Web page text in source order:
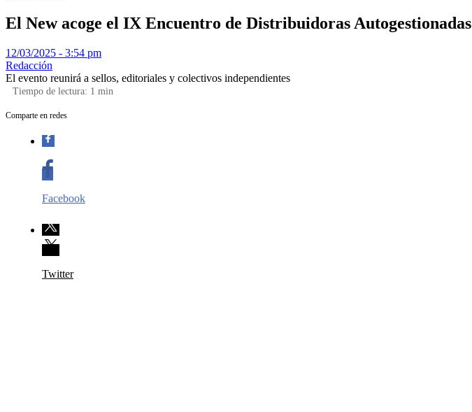
El New acoge el IX Encuentro de Distribuidoras Autogestionadas
12/03/2025 - 3:54 pm
Redacción
El evento reunirá a sellos, editoriales y colectivos independientes
Tiempo de lectura: 1 min
Comparte en redes
Facebook
Twitter